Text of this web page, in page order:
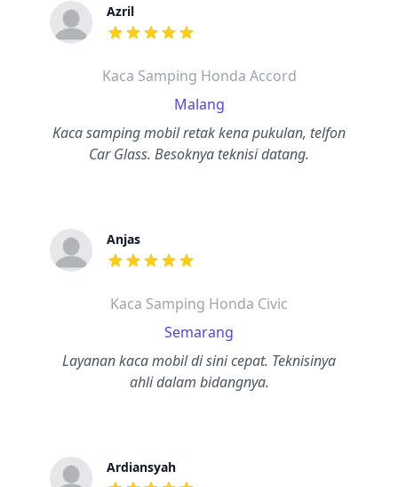
Azril
dari ulasan adalah bintang lima
Kaca Samping Honda Accord
Malang
Kaca samping mobil retak kena pukulan, telfon
Car Glass. Besoknya teknisi datang.
Anjas
dari ulasan adalah bintang lima
Kaca Samping Honda Civic
Semarang
Layanan kaca mobil di sini cepat. Teknisinya
ahli dalam bidangnya.
Ardiansyah